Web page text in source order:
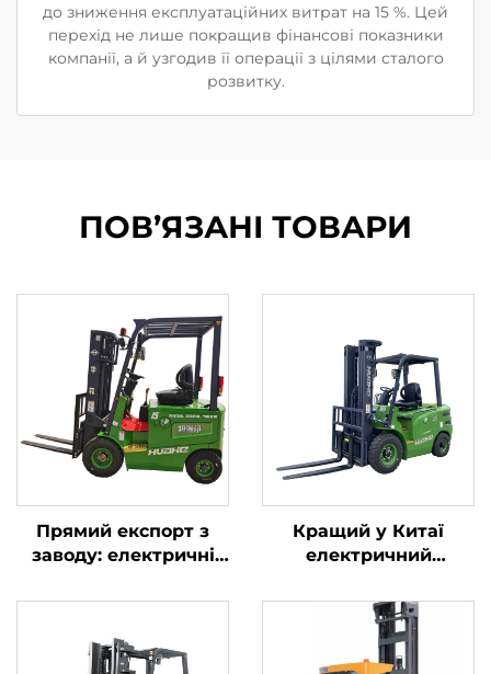
до зниження експлуатаційних витрат на 15 %. Цей
перехід не лише покращив фінансові показники
компанії, а й узгодив її операції з цілями сталого
розвитку.
ПОВ’ЯЗАНІ ТОВАРИ
Прямий експорт з
заводу: електричні
вагою 1,5 т з
ISO, літієві
Кращий у Китаї
електричний
бренду Huahe із
літієвою батареєю,
вантажопідйомністю